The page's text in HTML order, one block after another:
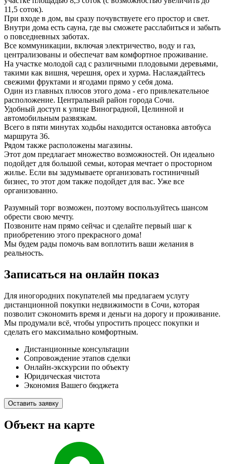
11,5 соток).
При входе в дом, вы сразу почувствуете его простор и свет.
Внутри дома есть сауна, где вы сможете расслабиться и забыть
о повседневных заботах.
Все коммуникации, включая электричество, воду и газ,
централизованы и обеспечат вам комфортное проживание.
На участке молодой сад с различными плодовыми деревьями,
такими как вишня, черешня, орех и хурма. Наслаждайтесь
свежими фруктами и ягодами прямо у себя дома.
Один из главных плюсов этого дома - его привлекательное
расположение. Центральный район города Сочи.
Удобный доступ к улице Виноградной, Целинной и
автомобильным развязкам.
Всего в пяти минутах ходьбы находится остановка автобуса
маршрута 36.
Рядом также расположены магазины.
Этот дом предлагает множество возможностей. Он идеально
подойдет для большой семьи, которая мечтает о просторном
жилье. Если вы задумываете организовать гостиничный
бизнес, то этот дом также подойдет для вас. Уже все
организованно.
Разумный торг возможен, поэтому воспользуйтесь шансом
обрести свою мечту.
Позвоните нам прямо сейчас и сделайте первый шаг к
приобретению этого прекрасного дома!
Мы будем рады помочь вам воплотить ваши желания в
реальность.
Записаться на онлайн показ
Для иногородних покупателей мы предлагаем услугу
дистанционной покупки недвижимости в Сочи, которая
позволит сэкономить время и деньги на дорогу и проживание.
Мы продумали всё, чтобы упростить процесс покупки и
сделать его максимально комфортным.
Дистанционные консультации
Сопровождение этапов сделки
Онлайн-экскурсии по объекту
Юридическая чистота
Экономия Вашего бюджета
Оставить заявку
Объект на карте